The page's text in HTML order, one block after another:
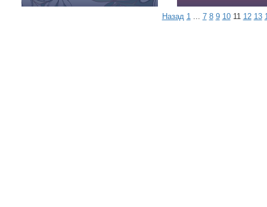
Назад 1 ... 7 8 9 10 11 12 13